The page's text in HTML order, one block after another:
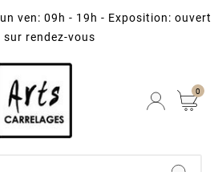
lun ven: 09h - 19h - Exposition: ouvert
sur rendez-vous
0